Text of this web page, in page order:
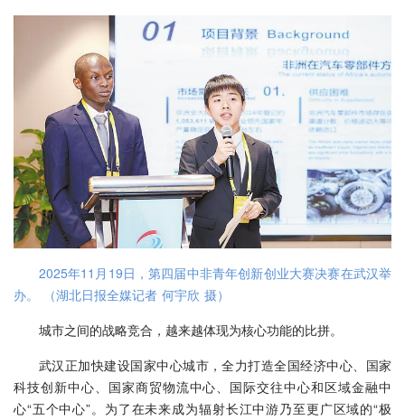
2025年11月19日，第四届中非青年创新创业大赛决赛在武汉举
办。 （湖北日报全媒记者 何宇欣 摄）
城市之间的战略竞合，越来越体现为核心功能的比拼。
武汉正加快建设国家中心城市，全力打造全国经济中心、国家
科技创新中心、国家商贸物流中心、国际交往中心和区域金融中
心“五个中心”。为了在未来成为辐射长江中游乃至更广区域的“极